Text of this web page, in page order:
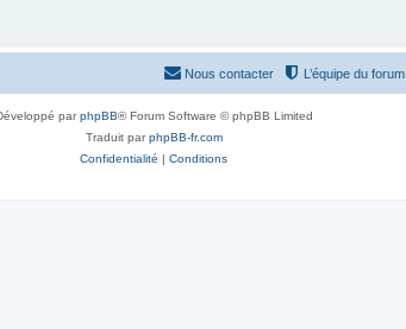
L’équipe du forum
Nous contacter
parphpBB® Forum Software © phpBB Limited
Traduit parphpBB-fr.com
Confidentialité | Conditions